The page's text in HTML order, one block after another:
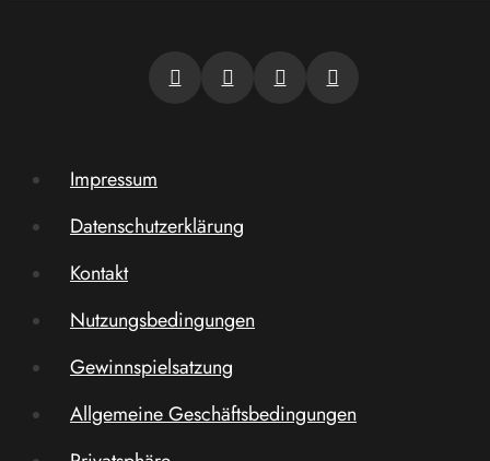
Impressum
Datenschutzerklärung
Kontakt
Nutzungsbedingungen
Gewinnspielsatzung
Allgemeine Geschäftsbedingungen